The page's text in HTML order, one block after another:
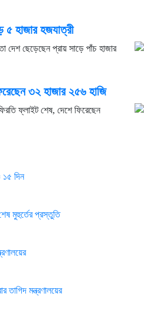
৫ হাজার হজযাত্রী
দেশ ছেড়েছেন প্রায় সাড়ে পাঁচ হাজার
৩২ হাজার ২৫৬ হাজি
ফ্লাইট শেষ, দেশে ফিরেছেন
১৫ দিন
মুহুর্তের প্রস্তুতি
তাগিদ মন্ত্রণালয়ের